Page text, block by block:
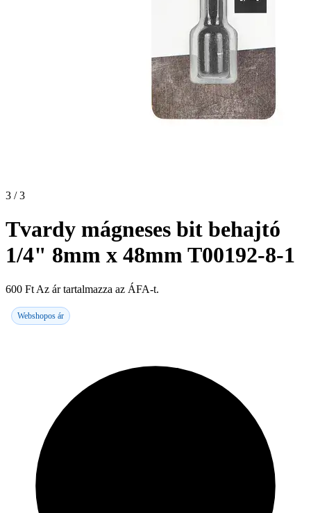
3 / 3
Tvardy mágneses bit behajtó
1/4" 8mm x 48mm T00192-8-1
600 Ft Az ár tartalmazza az ÁFA-t.
Webshopos ár